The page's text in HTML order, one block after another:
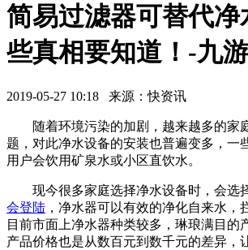
简易过滤器可替代净
些真相要知道！-九
2019-05-27 10:18 来源：快资讯
随着环境污染的加剧，越来越多的家
题，对此净水设备的安装也普遍变多，一
用户会饮用矿泉水或小区直饮水。
现今很多家庭选择净水设备时，会选
会登陆 ，净水器可以有效的净化自来水，
目前市面上净水器种类较多，琳琅满目的
产品价格也是从数百元到数千元的差异，